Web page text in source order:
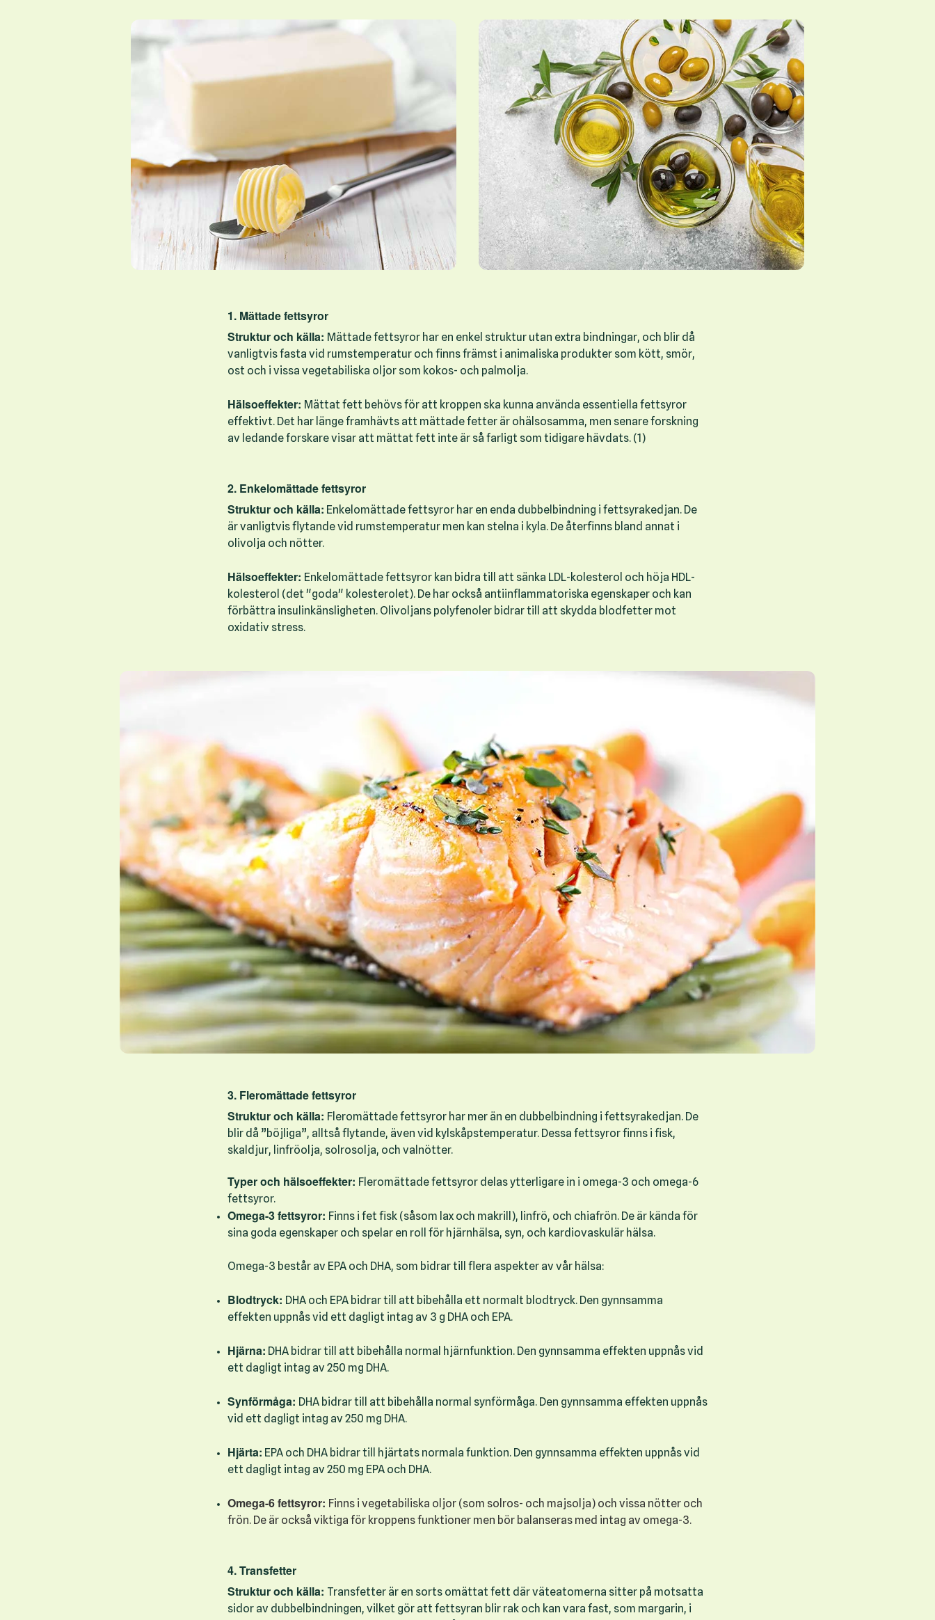
1. Mättade fettsyror
Struktur och källa: Mättade fettsyror har en enkel struktur utan extra bindningar, och blir då
vanligtvis fasta vid rumstemperatur och finns främst i animaliska produkter som kött, smör,
ost och i vissa vegetabiliska oljor som kokos- och palmolja.
Hälsoeffekter: Mättat fett behövs för att kroppen ska kunna använda essentiella fettsyror
effektivt. Det har länge framhävts att mättade fetter är ohälsosamma, men senare forskning
av ledande forskare visar att mättat fett inte är så farligt som tidigare hävdats. (1)
2. Enkelomättade fettsyror
Struktur och källa: Enkelomättade fettsyror har en enda dubbelbindning i fettsyrakedjan. De
är vanligtvis flytande vid rumstemperatur men kan stelna i kyla. De återfinns bland annat i
olivolja och nötter.
Hälsoeffekter: Enkelomättade fettsyror kan bidra till att sänka LDL-kolesterol och höja HDL-
kolesterol (det "goda" kolesterolet). De har också antiinflammatoriska egenskaper och kan
förbättra insulinkänsligheten. Olivoljans polyfenoler bidrar till att skydda blodfetter mot
oxidativ stress.
3. Fleromättade fettsyror
Struktur och källa: Fleromättade fettsyror har mer än en dubbelbindning i fettsyrakedjan. De
blir då ”böjliga”, alltså flytande, även vid kylskåpstemperatur. Dessa fettsyror finns i fisk,
skaldjur, linfröolja, solrosolja, och valnötter.
Typer och hälsoeffekter: Fleromättade fettsyror delas ytterligare in i omega-3 och omega-6
fettsyror.
Omega-3 fettsyror: Finns i fet fisk (såsom lax och makrill), linfrö, och chiafrön. De är kända för
sina goda egenskaper och spelar en roll för hjärnhälsa, syn, och kardiovaskulär hälsa.
Omega-3 består av EPA och DHA, som bidrar till flera aspekter av vår hälsa:
Blodtryck: DHA och EPA bidrar till att bibehålla ett normalt blodtryck. Den gynnsamma
effekten uppnås vid ett dagligt intag av 3 g DHA och EPA.
Hjärna: DHA bidrar till att bibehålla normal hjärnfunktion. Den gynnsamma effekten uppnås vid
ett dagligt intag av 250 mg DHA.
Synförmåga: DHA bidrar till att bibehålla normal synförmåga. Den gynnsamma effekten uppnås
vid ett dagligt intag av 250 mg DHA.
Hjärta: EPA och DHA bidrar till hjärtats normala funktion. Den gynnsamma effekten uppnås vid
ett dagligt intag av 250 mg EPA och DHA.
Omega-6 fettsyror: Finns i vegetabiliska oljor (som solros- och majsolja) och vissa nötter och
frön. De är också viktiga för kroppens funktioner men bör balanseras med intag av omega-3.
4. Transfetter
Struktur och källa: Transfetter är en sorts omättat fett där väteatomerna sitter på motsatta
sidor av dubbelbindningen, vilket gör att fettsyran blir rak och kan vara fast, som margarin, i